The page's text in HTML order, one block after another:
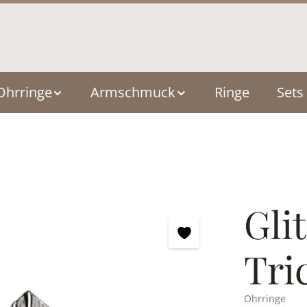
Armschmuck Ringe Sets
Ohrringe